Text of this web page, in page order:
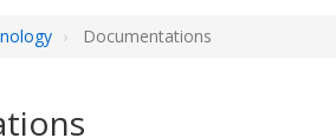
Documentations